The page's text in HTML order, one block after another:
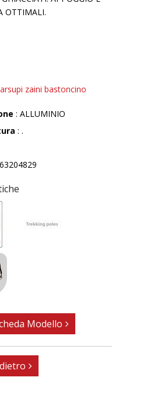
OTTIMALI.
zaini bastoncino
: ALLUMINIO
: .
Modello